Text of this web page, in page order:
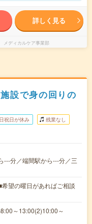
詳しく見る
メディカルケア事業部
設で身の回りの
祝日が休み 残業なし
---分／端間駅から---分／三
望の曜日があればご相談
～13:00(2)10:00～